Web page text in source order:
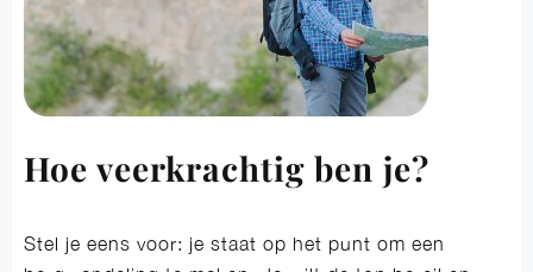
Hoe veerkrachtig ben je?
Stel je eens voor: je staat op het punt om een